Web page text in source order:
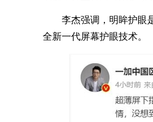
李杰强调，明眸护眼是
全新一代屏幕护眼技术。